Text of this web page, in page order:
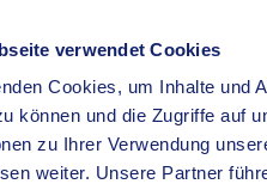
verwendet Cookies
Cookies, um Inhalte und
können und die Zugriffe auf
zu Ihrer Verwendung
weiter. Unsere Partner
BÜRGERSERVICE